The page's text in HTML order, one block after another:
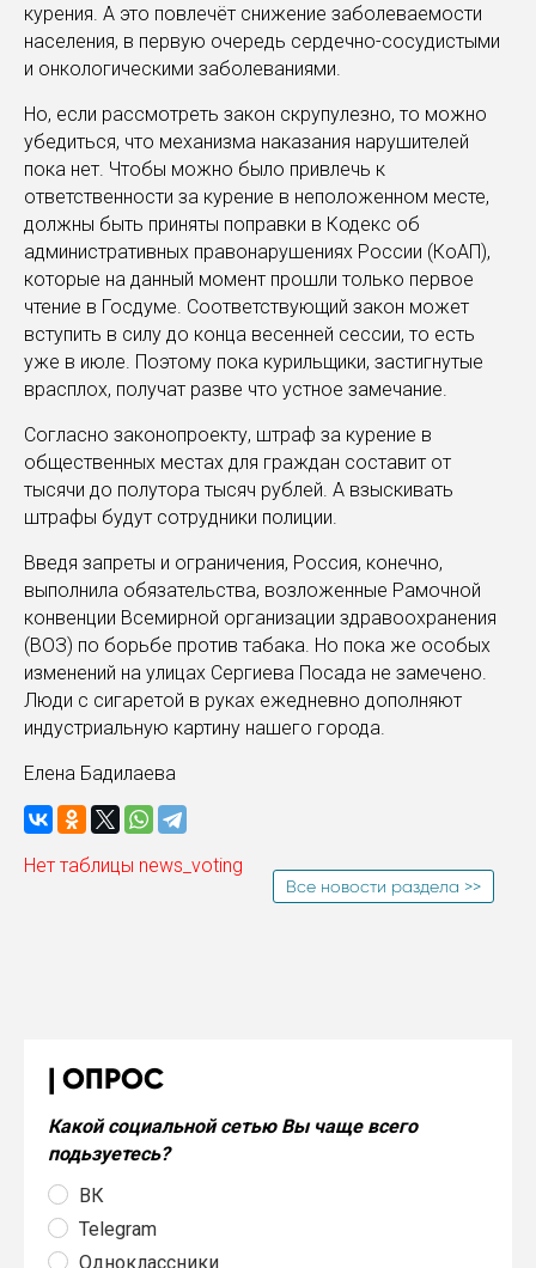
курения. А это повлечёт снижение заболеваемости
населения, в первую очередь сердечно-сосудистыми
и онкологическими заболеваниями.
Но, если рассмотреть закон скрупулезно, то можно
убедиться, что механизма наказания нарушителей
пока нет. Чтобы можно было привлечь к
ответственности за курение в неположенном месте,
должны быть приняты поправки в Кодекс об
административных правонарушениях России (КоАП),
которые на данный момент прошли только первое
чтение в Госдуме. Соответствующий закон может
вступить в силу до конца весенней сессии, то есть
уже в июле. Поэтому пока курильщики, застигнутые
врасплох, получат разве что устное замечание.
Согласно законопроекту, штраф за курение в
общественных местах для граждан составит от
тысячи до полутора тысяч рублей. А взыскивать
штрафы будут сотрудники полиции.
Введя запреты и ограничения, Россия, конечно,
выполнила обязательства, возложенные Рамочной
конвенции Всемирной организации здравоохранения
(ВОЗ) по борьбе против табака. Но пока же особых
изменений на улицах Сергиева Посада не замечено.
Люди с сигаретой в руках ежедневно дополняют
индустриальную картину нашего города.
Елена Бадилаева
Нет таблицы news_voting
Все новости раздела >>
ОПРОС
Какой социальной сетью Вы чаще всего
подьзуетесь?
ВК
Telegram
Одноклассники